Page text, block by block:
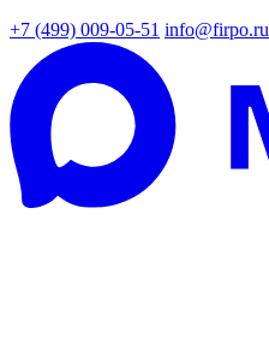
+7 (499) 009-05-51 info@firpo.ru